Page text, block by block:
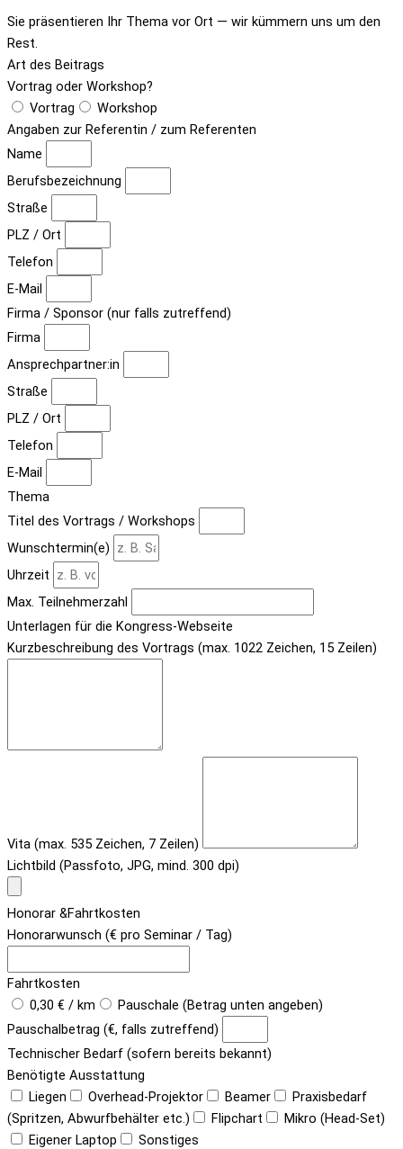
Sie präsentieren Ihr Thema vor Ort — wir kümmern uns um den
Rest.
Art des Beitrags
Vortrag oder Workshop?
Vortrag
Workshop
Angaben zur Referentin / zum Referenten
Name
Berufsbezeichnung
Straße
PLZ / Ort
Telefon
E-Mail
Firma / Sponsor (nur falls zutreffend)
Firma
Ansprechpartner:in
Straße
PLZ / Ort
Telefon
E-Mail
Thema
Titel des Vortrags / Workshops
Wunschtermin(e)
Uhrzeit
Max. Teilnehmerzahl
Unterlagen für die Kongress-Webseite
Kurzbeschreibung des Vortrags (max. 1022 Zeichen, 15 Zeilen)
Vita (max. 535 Zeichen, 7 Zeilen)
Lichtbild (Passfoto, JPG, mind. 300 dpi)
Honorar &Fahrtkosten
Honorarwunsch (€ pro Seminar / Tag)
Fahrtkosten
0,30 € / km
Pauschale (Betrag unten angeben)
Pauschalbetrag (€, falls zutreffend)
Technischer Bedarf (sofern bereits bekannt)
Benötigte Ausstattung
Liegen
Overhead-Projektor Beamer
Praxisbedarf
(Spritzen, Abwurfbehälter etc.)
Flipchart
Mikro (Head-Set)
Eigener Laptop
Sonstiges